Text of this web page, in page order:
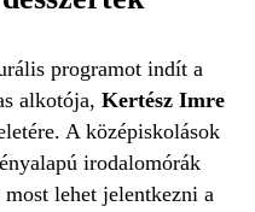
programot indít a
alkotója, Kertész Imre
A középiskolások
irodalomórák
lehet jelentkezni a